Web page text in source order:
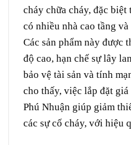
cháy chữa cháy, đặc
có nhiều nhà cao tầng
Các sản phẩm này được
độ cao, hạn chế sự lây
bảo vệ tài sản và tính
cho thấy, việc lắp đặt
Phú Nhuận giúp giảm
các sự cố cháy, với hiệu